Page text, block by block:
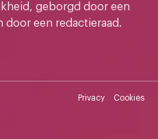
geborgd door een
door een redactieraad.
Privacy Cookies